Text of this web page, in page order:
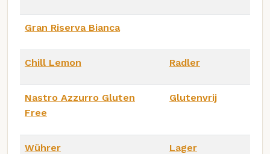
Gran Riserva Bianca
Chill Lemon Radler
Nastro Azzurro Gluten
Free
Glutenvrij
Wührer Lager